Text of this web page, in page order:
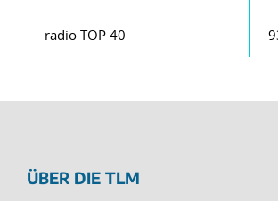
radio TOP 40
ÜBER DIE TLM